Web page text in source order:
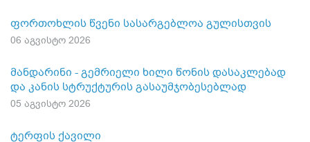
ფორთოხლის წვენი სასარგებლოა გულისთვის
06 აგვისტო 2026
მანდარინი - გემრიელი ხილი წონის დასაკლებად
და კანის სტრუქტურის გასაუმჯობესებლად
05 აგვისტო 2026
ტერფის ქავილი